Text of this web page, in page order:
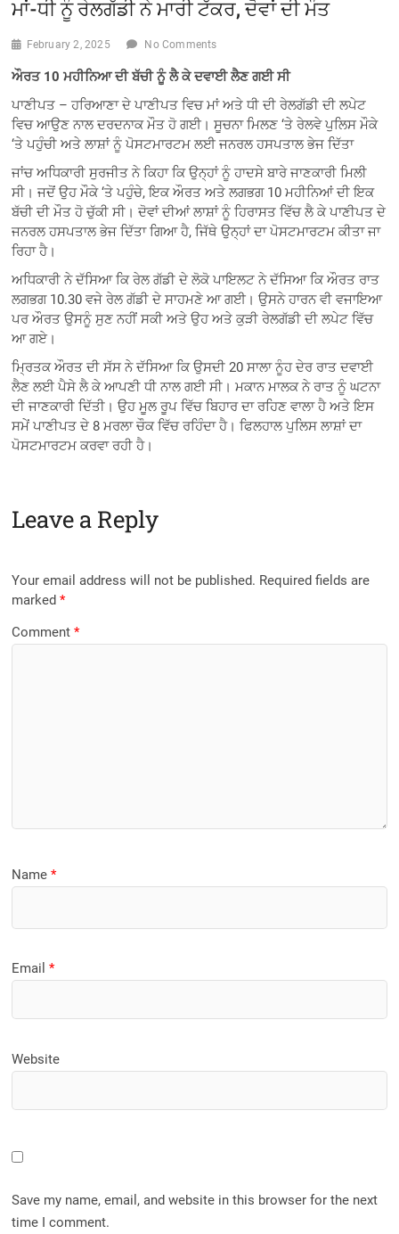
ਮਾਂ-ਧੀ ਨੂੰ ਰੇਲਗੱਡੀ ਨੇ ਮਾਰੀ ਟੱਕਰ, ਦੋਵਾਂ ਦੀ ਮੌਤ
February 2, 2025 No Comments
ਔਰਤ 10 ਮਹੀਨਿਆ ਦੀ ਬੱਚੀ ਨੂੰ ਲੈ ਕੇ ਦਵਾਈ ਲੈਣ ਗਈ ਸੀ
ਪਾਣੀਪਤ – ਹਰਿਆਣਾ ਦੇ ਪਾਣੀਪਤ ਵਿਚ ਮਾਂ ਅਤੇ ਧੀ ਦੀ ਰੇਲਗੱਡੀ ਦੀ ਲਪੇਟ
ਵਿਚ ਆਉਣ ਨਾਲ ਦਰਦਨਾਕ ਮੌਤ ਹੋ ਗਈ। ਸੂਚਨਾ ਮਿਲਣ ‘ਤੇ ਰੇਲਵੇ ਪੁਲਿਸ ਮੌਕੇ
‘ਤੇ ਪਹੁੰਚੀ ਅਤੇ ਲਾਸ਼ਾਂ ਨੂੰ ਪੋਸਟਮਾਰਟਮ ਲਈ ਜਨਰਲ ਹਸਪਤਾਲ ਭੇਜ ਦਿੱਤਾ
ਜਾਂਚ ਅਧਿਕਾਰੀ ਸੁਰਜੀਤ ਨੇ ਕਿਹਾ ਕਿ ਉਨ੍ਹਾਂ ਨੂੰ ਹਾਦਸੇ ਬਾਰੇ ਜਾਣਕਾਰੀ ਮਿਲੀ
ਸੀ। ਜਦੋਂ ਉਹ ਮੌਕੇ ‘ਤੇ ਪਹੁੰਚੇ, ਇਕ ਔਰਤ ਅਤੇ ਲਗਭਗ 10 ਮਹੀਨਿਆਂ ਦੀ ਇਕ
ਬੱਚੀ ਦੀ ਮੌਤ ਹੋ ਚੁੱਕੀ ਸੀ। ਦੋਵਾਂ ਦੀਆਂ ਲਾਸ਼ਾਂ ਨੂੰ ਹਿਰਾਸਤ ਵਿੱਚ ਲੈ ਕੇ ਪਾਣੀਪਤ ਦੇ
ਜਨਰਲ ਹਸਪਤਾਲ ਭੇਜ ਦਿੱਤਾ ਗਿਆ ਹੈ, ਜਿੱਥੇ ਉਨ੍ਹਾਂ ਦਾ ਪੋਸਟਮਾਰਟਮ ਕੀਤਾ ਜਾ
ਰਿਹਾ ਹੈ।
ਅਧਿਕਾਰੀ ਨੇ ਦੱਸਿਆ ਕਿ ਰੇਲ ਗੱਡੀ ਦੇ ਲੋਕੋ ਪਾਇਲਟ ਨੇ ਦੱਸਿਆ ਕਿ ਔਰਤ ਰਾਤ
ਲਗਭਗ 10.30 ਵਜੇ ਰੇਲ ਗੱਡੀ ਦੇ ਸਾਹਮਣੇ ਆ ਗਈ। ਉਸਨੇ ਹਾਰਨ ਵੀ ਵਜਾਇਆ
ਪਰ ਔਰਤ ਉਸਨੂੰ ਸੁਣ ਨਹੀਂ ਸਕੀ ਅਤੇ ਉਹ ਅਤੇ ਕੁੜੀ ਰੇਲਗੱਡੀ ਦੀ ਲਪੇਟ ਵਿੱਚ
ਆ ਗਏ।
ਮ੍ਰਿਤਕ ਔਰਤ ਦੀ ਸੱਸ ਨੇ ਦੱਸਿਆ ਕਿ ਉਸਦੀ 20 ਸਾਲਾ ਨੂੰਹ ਦੇਰ ਰਾਤ ਦਵਾਈ
ਲੈਣ ਲਈ ਪੈਸੇ ਲੈ ਕੇ ਆਪਣੀ ਧੀ ਨਾਲ ਗਈ ਸੀ। ਮਕਾਨ ਮਾਲਕ ਨੇ ਰਾਤ ਨੂੰ ਘਟਨਾ
ਦੀ ਜਾਣਕਾਰੀ ਦਿੱਤੀ। ਉਹ ਮੂਲ ਰੂਪ ਵਿੱਚ ਬਿਹਾਰ ਦਾ ਰਹਿਣ ਵਾਲਾ ਹੈ ਅਤੇ ਇਸ
ਸਮੇਂ ਪਾਣੀਪਤ ਦੇ 8 ਮਰਲਾ ਚੌਕ ਵਿੱਚ ਰਹਿੰਦਾ ਹੈ। ਫਿਲਹਾਲ ਪੁਲਿਸ ਲਾਸ਼ਾਂ ਦਾ
ਪੋਸਟਮਾਰਟਮ ਕਰਵਾ ਰਹੀ ਹੈ।
Leave a Reply
Your email address will not be published. Required fields are
marked*
Comment*
Name*
Email*
Website
Save my name, email, and website in this browser for the next
time I comment.